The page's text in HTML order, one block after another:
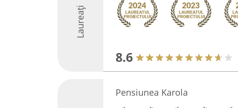
Laureați
8.6
Pensiunea Karola